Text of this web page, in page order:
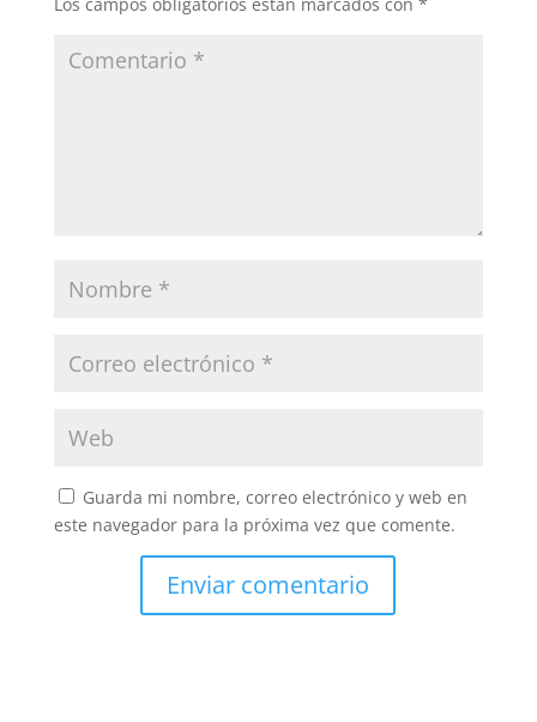
Los campos obligatorios están marcados con *
Guarda mi nombre, correo electrónico y web en
este navegador para la próxima vez que comente.